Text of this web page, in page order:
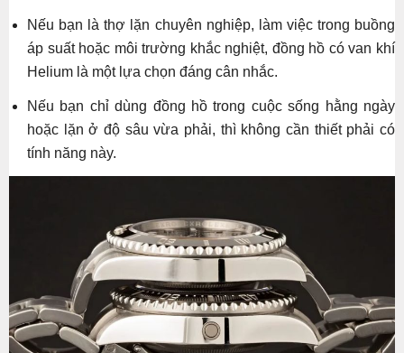
Nếu bạn là thợ lặn chuyên nghiệp, làm việc trong buồng
áp suất hoặc môi trường khắc nghiệt, đồng hồ có van khí
Helium là một lựa chọn đáng cân nhắc.
Nếu bạn chỉ dùng đồng hồ trong cuộc sống hằng ngày
hoặc lặn ở độ sâu vừa phải, thì không cần thiết phải có
tính năng này.